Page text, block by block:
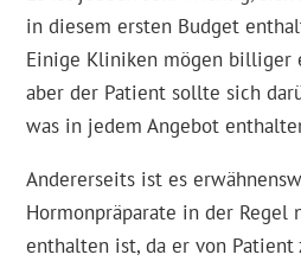
in diesem ersten Budget
Einige Kliniken mögen billiger
aber der Patient sollte sich
was in jedem Angebot
Andererseits ist es
Hormonpräparate in der Regel
enthalten ist, da er von Patient